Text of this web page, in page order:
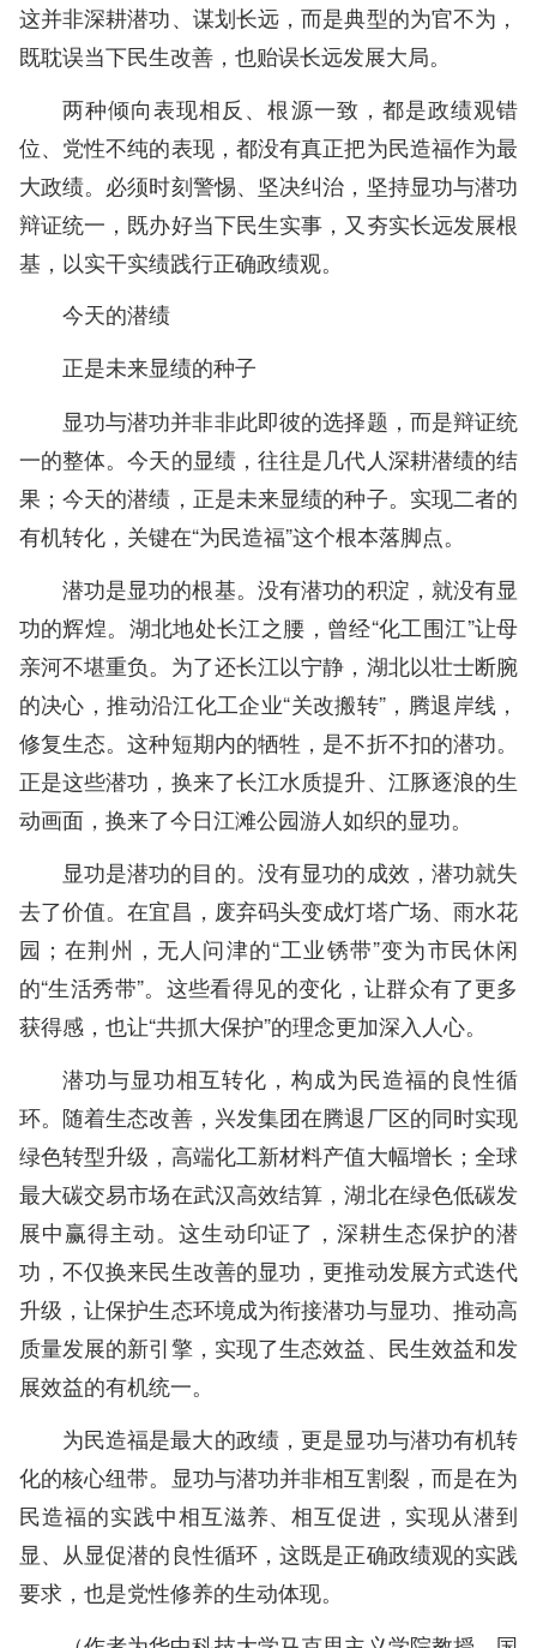
这并非深耕潜功、谋划长远，而是典型的为官不为，
既耽误当下民生改善，也贻误长远发展大局。
两种倾向表现相反、根源一致，都是政绩观错
位、党性不纯的表现，都没有真正把为民造福作为最
大政绩。必须时刻警惕、坚决纠治，坚持显功与潜功
辩证统一，既办好当下民生实事，又夯实长远发展根
基，以实干实绩践行正确政绩观。
今天的潜绩
正是未来显绩的种子
显功与潜功并非非此即彼的选择题，而是辩证统
一的整体。今天的显绩，往往是几代人深耕潜绩的结
果；今天的潜绩，正是未来显绩的种子。实现二者的
有机转化，关键在“为民造福”这个根本落脚点。
潜功是显功的根基。没有潜功的积淀，就没有显
功的辉煌。湖北地处长江之腰，曾经“化工围江”让母
亲河不堪重负。为了还长江以宁静，湖北以壮士断腕
的决心，推动沿江化工企业“关改搬转”，腾退岸线，
修复生态。这种短期内的牺牲，是不折不扣的潜功。
正是这些潜功，换来了长江水质提升、江豚逐浪的生
动画面，换来了今日江滩公园游人如织的显功。
显功是潜功的目的。没有显功的成效，潜功就失
去了价值。在宜昌，废弃码头变成灯塔广场、雨水花
园；在荆州，无人问津的“工业锈带”变为市民休闲
的“生活秀带”。这些看得见的变化，让群众有了更多
获得感，也让“共抓大保护”的理念更加深入人心。
潜功与显功相互转化，构成为民造福的良性循
环。随着生态改善，兴发集团在腾退厂区的同时实现
绿色转型升级，高端化工新材料产值大幅增长；全球
最大碳交易市场在武汉高效结算，湖北在绿色低碳发
展中赢得主动。这生动印证了，深耕生态保护的潜
功，不仅换来民生改善的显功，更推动发展方式迭代
升级，让保护生态环境成为衔接潜功与显功、推动高
质量发展的新引擎，实现了生态效益、民生效益和发
展效益的有机统一。
为民造福是最大的政绩，更是显功与潜功有机转
化的核心纽带。显功与潜功并非相互割裂，而是在为
民造福的实践中相互滋养、相互促进，实现从潜到
显、从显促潜的良性循环，这既是正确政绩观的实践
要求，也是党性修养的生动体现。